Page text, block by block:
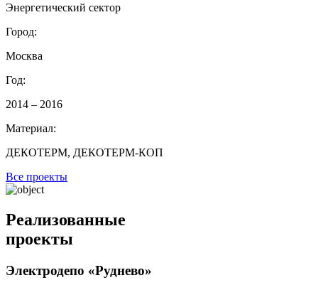
Энергетический сектор
Город:
Москва
Год:
2014 – 2016
Материал:
ДЕКОТЕРМ, ДЕКОТЕРМ-КОП
Все проекты
Реализованные
проекты
Электродепо «Руднево»